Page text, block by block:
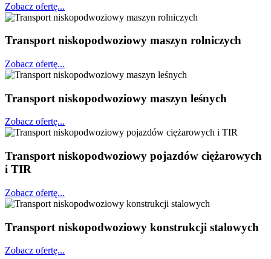
Zobacz ofertę...
Transport niskopodwoziowy maszyn rolniczych
Zobacz ofertę...
Transport niskopodwoziowy maszyn leśnych
Zobacz ofertę...
Transport niskopodwoziowy pojazdów ciężarowych
i TIR
Zobacz ofertę...
Transport niskopodwoziowy konstrukcji stalowych
Zobacz ofertę...